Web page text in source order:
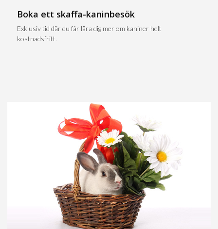
Boka ett skaffa-kaninbesök
Exklusiv tid där du får lära dig mer om kaniner helt
kostnadsfritt.